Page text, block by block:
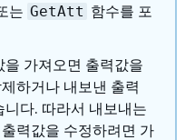
는 GetAtt 함수를 포
가져오면 출력값을
하거나 내보낸 출력
다. 따라서 내보내는
력값을 수정하려면 가